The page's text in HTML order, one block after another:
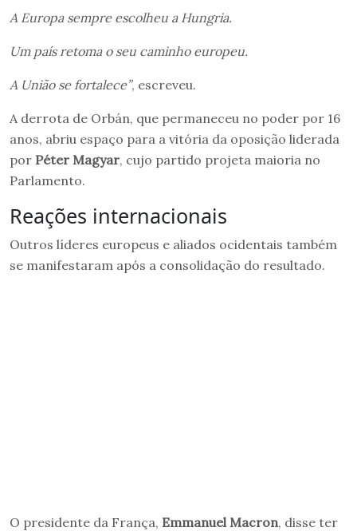
A Europa sempre escolheu a Hungria.
Um país retoma o seu caminho europeu.
A União se fortalece”, escreveu.
A derrota de Orbán, que permaneceu no poder por 16
anos, abriu espaço para a vitória da oposição liderada
por Péter Magyar, cujo partido projeta maioria no
Parlamento.
Reações internacionais
Outros líderes europeus e aliados ocidentais também
se manifestaram após a consolidação do resultado.
O presidente da França, Emmanuel Macron, disse ter